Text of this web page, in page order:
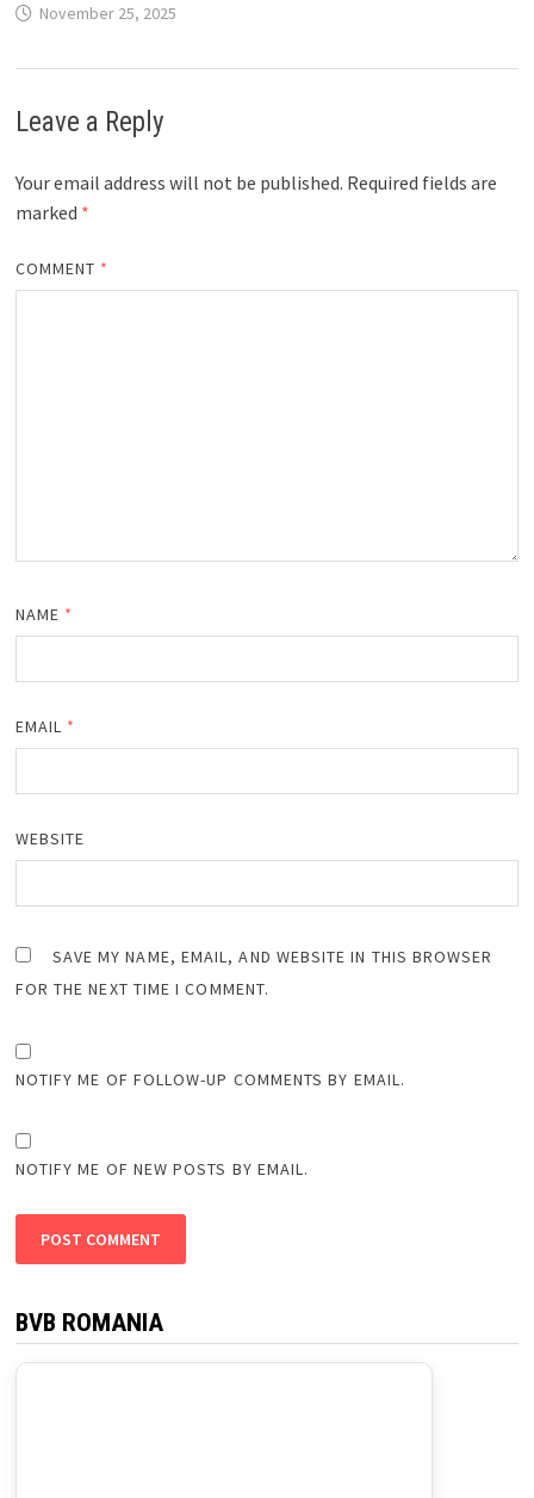
November 25, 2025
Leave a Reply
Your email address will not be published. Required fields are
marked *
COMMENT *
NAME *
EMAIL *
WEBSITE
SAVE MY NAME, EMAIL, AND WEBSITE IN THIS BROWSER
FOR THE NEXT TIME I COMMENT.
NOTIFY ME OF FOLLOW-UP COMMENTS BY EMAIL.
NOTIFY ME OF NEW POSTS BY EMAIL.
BVB ROMANIA